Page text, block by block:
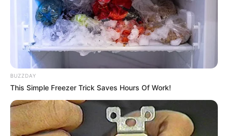
BUZZDAY
This Simple Freezer Trick Saves Hours Of Work!